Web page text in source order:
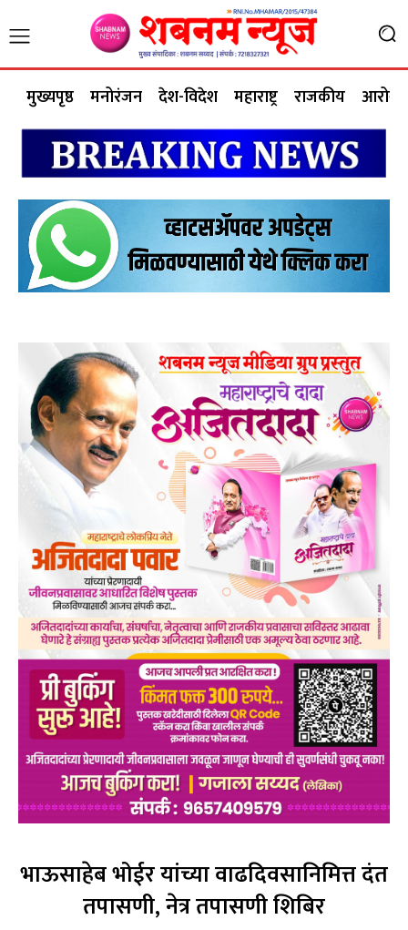
मुख्यपृष्ठ मनोरंजन देश-विदेश महाराष्ट्र राजकीय आरोग्य
भाऊसाहेब भोईर यांच्या वाढदिवसानिमित्त दंत
तपासणी, नेत्र तपासणी शिबिर